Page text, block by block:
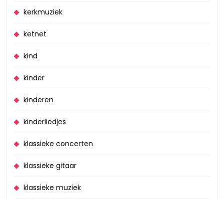
kerkmuziek
ketnet
kind
kinder
kinderen
kinderliedjes
klassieke concerten
klassieke gitaar
klassieke muziek